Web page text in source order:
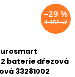
4 458 Kč
–29 %
baterie dřezová
33281002